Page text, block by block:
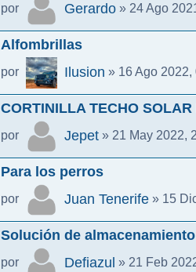
por Gerardo » 24 Ago
Alfombrillas
por Ilusion » 16 Ago 2022,
CORTINILLA TECHO
por Jepet » 21 May 2022,
Para los perros
por Juan Tenerife » 15
Solución de almacenamiento
por Defiazul » 21 Feb